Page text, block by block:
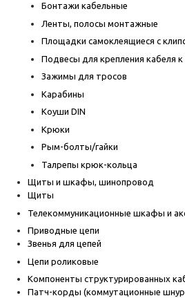
Бонтажи кабельные
Ленты, полосы монтажные
Площадки самоклеящиеся с
Подвесы для крепления кабеля
Зажимы для тросов
Карабины
Коуши DIN
Крюки
Рым-болты/гайки
Талрепы крюк-кольца
Щиты и шкафы, шинопровод
Щиты
Телекоммуникационные шкафы и
Приводные цепи
Звенья для цепей
Цепи роликовые
Компоненты структурированных
Патч-корды (коммутационные